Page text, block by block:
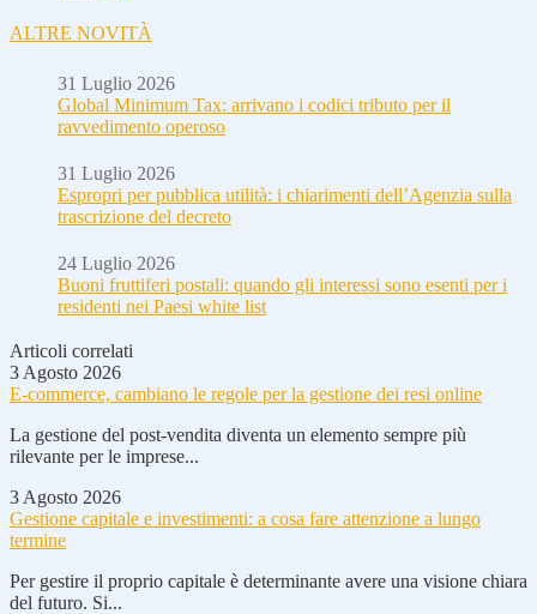
ALTRE NOVITÀ
31 Luglio 2026
Global Minimum Tax: arrivano i codici tributo per il
ravvedimento operoso
31 Luglio 2026
Espropri per pubblica utilità: i chiarimenti dell’Agenzia sulla
trascrizione del decreto
24 Luglio 2026
Buoni fruttiferi postali: quando gli interessi sono esenti per i
residenti nei Paesi white list
Articoli correlati
3 Agosto 2026
E-commerce, cambiano le regole per la gestione dei resi online
La gestione del post-vendita diventa un elemento sempre più
rilevante per le imprese...
3 Agosto 2026
Gestione capitale e investimenti: a cosa fare attenzione a lungo
termine
Per gestire il proprio capitale è determinante avere una visione chiara
del futuro. Si...